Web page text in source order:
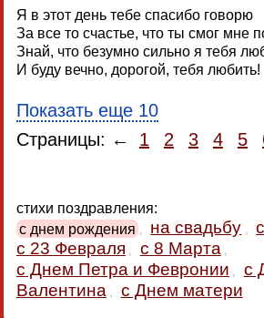
Я в этот день тебе спасибо говорю
За все то счастье, что ты смог мне
Знай, что безумно сильно я тебя
И буду вечно, дорогой, тебя любить!
Показать еще 10
Страницы: ←
1 2 3 4 5
стихи поздравления:
с днем рождения , на свадьбу ,
с 23 Февраля , с 8 Марта ,
с Днем Петра и Февронии ,
с
Валентина , с Днем матери